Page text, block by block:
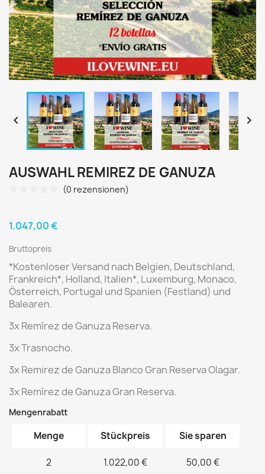
 
AUSWAHL REMIREZ DE GANUZA
(0 rezensionen)
1.047,00 €
Bruttopreis
*Kostenloser Versand nach Belgien, Deutschland,
Frankreich*, Holland, Italien*, Luxemburg, Monaco,
Österreich, Portugal und Spanien (Festland) und
Balearen.
3x Remírez de Ganuza Reserva.
3x Trasnocho.
3x Remirez de Ganuza Blanco Gran Reserva Olagar.
3x Remírez de Ganuza Gran Reserva.
Mengenrabatt
Menge Stückpreis Sie sparen
2 1.022,00 € 50,00 €